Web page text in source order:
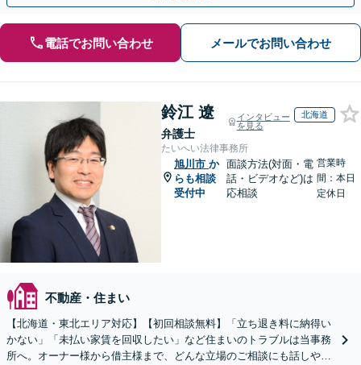
電話でお問い合わせ メールでお問い合わせ
鈴江 遼
弁護士
インタビュー
を見る
北海道
たいへい法律事務所
旭川市 か
らも相談
受付中
面談方法(対面・電
話・ビデオなど)は
応相談
営業時
間：本日
定休日
不動産・住まい
【北海道・東北エリア対応】【初回相談無料】「立ち退き料に納得い
かない」「未払い家賃を回収したい」など住まいのトラブルは当事務
所へ。オーナー様から借主様まで、どんな立場のご相談にも話しやす